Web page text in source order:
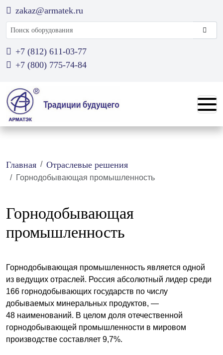
zakaz@armatek.ru
Поиск оборудования
+7 (812) 611-03-77
+7 (800) 775-74-84
Главная Отраслевые решения
Горнодобывающая промышленность
Горнодобывающая
промышленность
Горнодобывающая промышленность является одной
из ведущих отраслей. Россия абсолютный лидер среди
166 горнодобывающих государств по числу
добываемых минеральных продуктов, —
48 наименований. В целом доля отечественной
горнодобывающей промышленности в мировом
производстве составляет 9,7%.